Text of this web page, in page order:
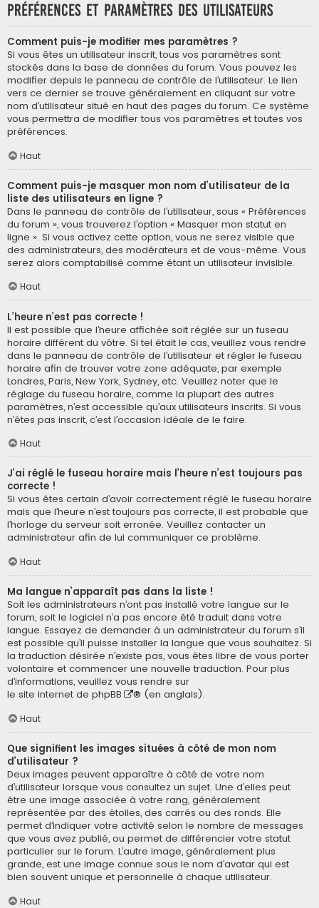
Préférences et paramètres des utilisateurs
Comment puis-je modifier mes paramètres ?
Si vous êtes un utilisateur inscrit, tous vos paramètres sont
stockés dans la base de données du forum. Vous pouvez les
modifier depuis le panneau de contrôle de l’utilisateur. Le lien
vers ce dernier se trouve généralement en cliquant sur votre
nom d’utilisateur situé en haut des pages du forum. Ce système
vous permettra de modifier tous vos paramètres et toutes vos
préférences.
Haut
Comment puis-je masquer mon nom d’utilisateur de la
liste des utilisateurs en ligne ?
Dans le panneau de contrôle de l’utilisateur, sous « Préférences
du forum », vous trouverez l’option « Masquer mon statut en
ligne ». Si vous activez cette option, vous ne serez visible que
des administrateurs, des modérateurs et de vous-même. Vous
serez alors comptabilisé comme étant un utilisateur invisible.
Haut
L’heure n’est pas correcte !
Il est possible que l’heure affichée soit réglée sur un fuseau
horaire différent du vôtre. Si tel était le cas, veuillez vous rendre
dans le panneau de contrôle de l’utilisateur et régler le fuseau
horaire afin de trouver votre zone adéquate, par exemple
Londres, Paris, New York, Sydney, etc. Veuillez noter que le
réglage du fuseau horaire, comme la plupart des autres
paramètres, n’est accessible qu’aux utilisateurs inscrits. Si vous
n’êtes pas inscrit, c’est l’occasion idéale de le faire.
Haut
J’ai réglé le fuseau horaire mais l’heure n’est toujours pas
correcte !
Si vous êtes certain d’avoir correctement réglé le fuseau horaire
mais que l’heure n’est toujours pas correcte, il est probable que
l’horloge du serveur soit erronée. Veuillez contacter un
administrateur afin de lui communiquer ce problème.
Haut
Ma langue n’apparaît pas dans la liste !
Soit les administrateurs n’ont pas installé votre langue sur le
forum, soit le logiciel n’a pas encore été traduit dans votre
langue. Essayez de demander à un administrateur du forum s’il
est possible qu’il puisse installer la langue que vous souhaitez. Si
la traduction désirée n’existe pas, vous êtes libre de vous porter
volontaire et commencer une nouvelle traduction. Pour plus
d’informations, veuillez vous rendre sur
le site internet de phpBB
® (en anglais).
Haut
Que signifient les images situées à côté de mon nom
d’utilisateur ?
Deux images peuvent apparaître à côté de votre nom
d’utilisateur lorsque vous consultez un sujet. Une d’elles peut
être une image associée à votre rang, généralement
représentée par des étoiles, des carrés ou des ronds. Elle
permet d’indiquer votre activité selon le nombre de messages
que vous avez publié, ou permet de différencier votre statut
particulier sur le forum. L’autre image, généralement plus
grande, est une image connue sous le nom d’avatar qui est
bien souvent unique et personnelle à chaque utilisateur.
Haut